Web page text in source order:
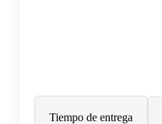
Tiempo de entrega